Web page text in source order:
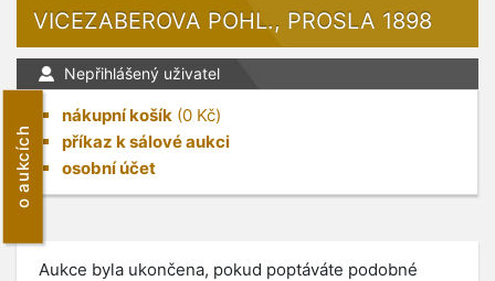
o aukcích
VICEZABEROVA POHL., PROSLA 1898
Nepřihlášený uživatel
nákupní košík (0 Kč)
příkaz k sálové aukci
osobní účet
Aukce byla ukončena, pokud poptáváte podobné